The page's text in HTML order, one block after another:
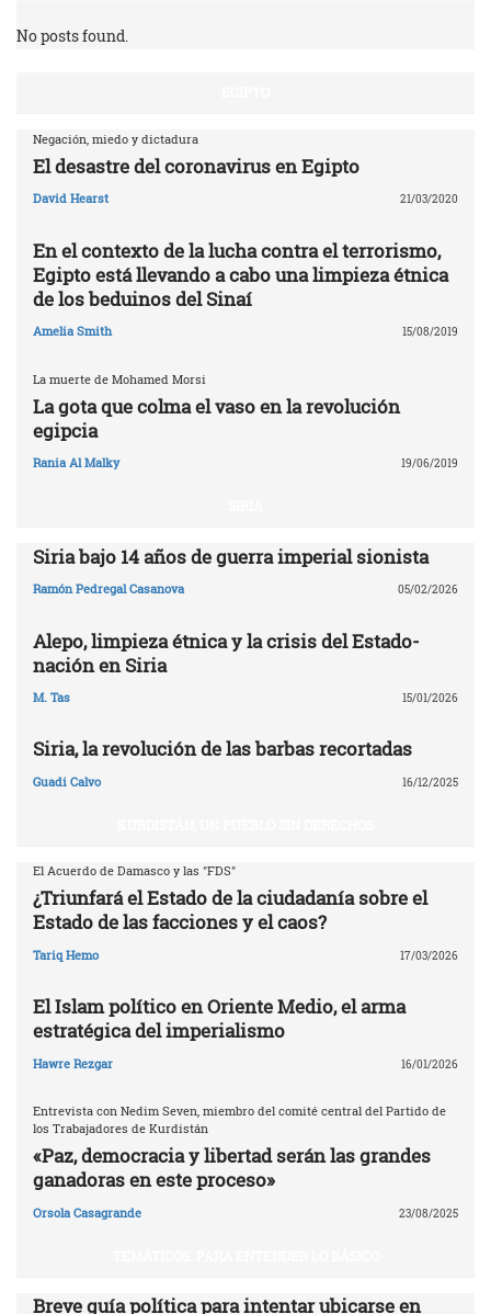
No posts found.
Negación, miedo y dictadura
El desastre del coronavirus en Egipto
David Hearst 21/03/2020
En el contexto de la lucha contra el terrorismo,
Egipto está llevando a cabo una limpieza étnica
de los beduinos del Sinaí
Amelia Smith 15/08/2019
La muerte de Mohamed Morsi
La gota que colma el vaso en la revolución
egipcia
Rania Al Malky 19/06/2019
Siria bajo 14 años de guerra imperial sionista
Ramón Pedregal Casanova 05/02/2026
Alepo, limpieza étnica y la crisis del Estado-
nación en Siria
M. Tas 15/01/2026
Siria, la revolución de las barbas recortadas
Guadi Calvo 16/12/2025
El Acuerdo de Damasco y las "FDS"
¿Triunfará el Estado de la ciudadanía sobre el
Estado de las facciones y el caos?
Tariq Hemo 17/03/2026
El Islam político en Oriente Medio, el arma
estratégica del imperialismo
Hawre Rezgar 16/01/2026
Entrevista con Nedim Seven, miembro del comité central del Partido de
los Trabajadores de Kurdistán
«Paz, democracia y libertad serán las grandes
ganadoras en este proceso»
Orsola Casagrande 23/08/2025
Breve guía política para intentar ubicarse en